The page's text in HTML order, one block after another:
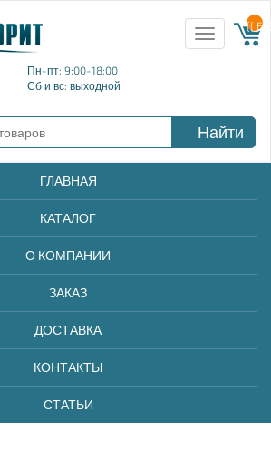
Пн-пт: 9:00-18:00
Сб и вс: выходной
Toggle
navigation
{{
Найти
ГЛАВНАЯ
КАТАЛОГ
О КОМПАНИИ
ЗАКАЗ
ДОСТАВКА
КОНТАКТЫ
СТАТЬИ